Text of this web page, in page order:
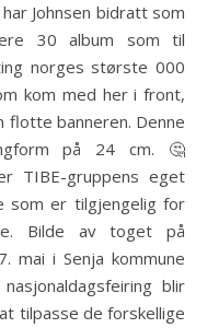
Johnsen bidratt som
30 album som til
norges største 000
kom med her i front,
banneren. Denne
på 24 cm. 🤔
TIBE-gruppens eget
som er tilgjengelig for
Bilde av toget på
mai i Senja kommune
blir
tilpasse de forskellige